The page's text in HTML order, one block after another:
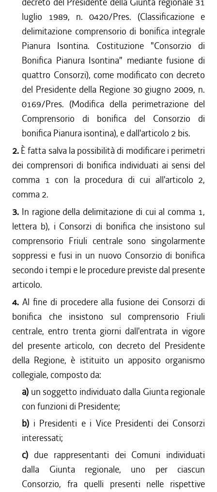
luglio 1989, n. 0420/Pres. (Classificazione e
delimitazione comprensorio di bonifica integrale
Pianura Isontina. Costituzione "Consorzio di
Bonifica Pianura Isontina" mediante fusione di
quattro Consorzi), come modificato con decreto
del Presidente della Regione 30 giugno 2009, n.
0169/Pres. (Modifica della perimetrazione del
Comprensorio di bonifica del Consorzio di
bonifica Pianura isontina), e dall'articolo 2 bis.
2. È fatta salva la possibilità di modificare i perimetri
dei comprensori di bonifica individuati ai sensi del
comma 1 con la procedura di cui all'articolo 2,
comma 2.
3. In ragione della delimitazione di cui al comma 1,
lettera b), i Consorzi di bonifica che insistono sul
comprensorio Friuli centrale sono singolarmente
soppressi e fusi in un nuovo Consorzio di bonifica
secondo i tempi e le procedure previste dal presente
articolo.
4. Al fine di procedere alla fusione dei Consorzi di
bonifica che insistono sul comprensorio Friuli
centrale, entro trenta giorni dall'entrata in vigore
del presente articolo, con decreto del Presidente
della Regione, è istituito un apposito organismo
collegiale, composto da:
a) un soggetto individuato dalla Giunta regionale
con funzioni di Presidente;
b) i Presidenti e i Vice Presidenti dei Consorzi
interessati;
c) due rappresentanti dei Comuni individuati
dalla Giunta regionale, uno per ciascun
Consorzio, fra quelli presenti nelle rispettive